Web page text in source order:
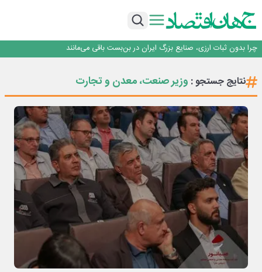
روزنامه ۱۷ مرداد
چرا بدون ثبات ارزی، صنایع بزرگ ایران در بن‌بست باقی می‌مانند
۲ درصد از مشترکان ۱۰ درصد برق خانگی را مصرف می‌کنند!
روزنامه ۱۷ مردادنتایج جستجو : وزیر صنعت، معدن و تجارت